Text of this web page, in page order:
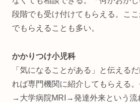
段階でも受け付けてもらえる。こ
でもらえることも多い。
かかりつけ小児科
「気になることがある」と伝える
れば専門機関に紹介してもらえる
→大学病院MRI→発達外来という流